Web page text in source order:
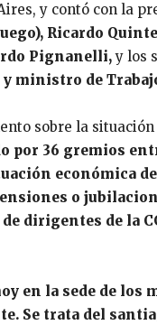
y contó con la
Ricardo
Pignanelli,y los
ministro de
sobre la
por 36 gremios
económica
o
dirigentes de la
en la sede de los
Se trata del